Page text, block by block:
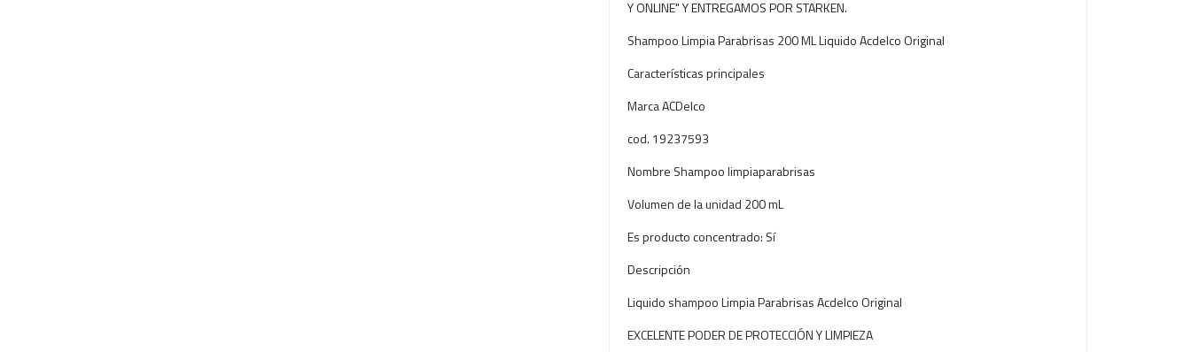
Y ONLINE" Y ENTREGAMOS POR STARKEN.
Shampoo Limpia Parabrisas 200 ML Liquido Acdelco Original
Características principales
Marca ACDelco
cod. 19237593
Nombre Shampoo limpiaparabrisas
Volumen de la unidad 200 mL
Es producto concentrado: Sí
Descripción
Liquido shampoo Limpia Parabrisas Acdelco Original
EXCELENTE PODER DE PROTECCIÓN Y LIMPIEZA